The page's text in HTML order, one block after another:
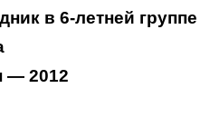
в 6-летней группе
— 2012